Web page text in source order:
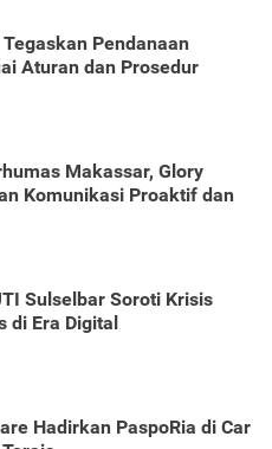
Pendanaan
Aturan dan Prosedur
Makassar, Glory
Komunikasi Proaktif dan
Sulselbar Soroti Krisis
di Era Digital
Hadirkan PaspoRia di Car